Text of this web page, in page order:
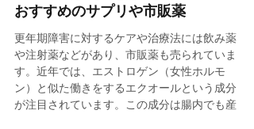
おすすめのサプリや市販薬
更年期障害に対するケアや治療法には飲み薬
や注射薬などがあり、市販薬も売られていま
す。近年では、エストロゲン（女性ホルモ
ン）と似た働きをするエクオールという成分
が注目されています。この成分は腸内でも産